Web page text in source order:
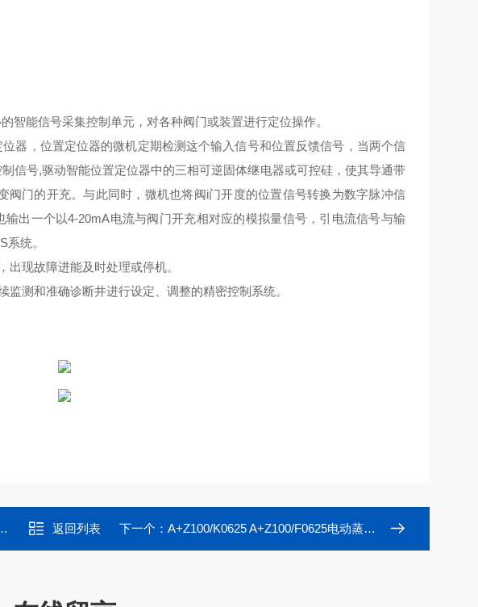
智能信号采集控制单元，对各种阀门或装置进行定位操作。
器，位置定位器的微机定期检测这个输入信号和位置反馈信号，当两个信
信号,驱动智能位置定位器中的三相可逆固体继电器或可控硅，使其导通带
阀门的开充。与此同时，微机也将阀i门开度的位置信号转换为数字脉冲信
出一个以4-20mA电流与阀门开充相对应的模拟量信号，引电流信号与输
统。
现故障进能及时处理或停机。
测和准确诊断井进行设定、调整的精密控制系统。
返回列表 下一个： A+Z100/K0625 A+Z100/F0625电动蒸汽调节阀电动执行器 直行程电动装置